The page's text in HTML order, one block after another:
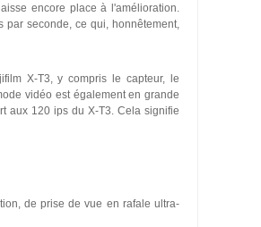
encore place à l'amélioration.
par seconde, ce qui, honnêtement,
X-T3, y compris le capteur, le
vidéo est également en grande
aux 120 ips du X-T3. Cela signifie
de prise de vue en rafale ultra-